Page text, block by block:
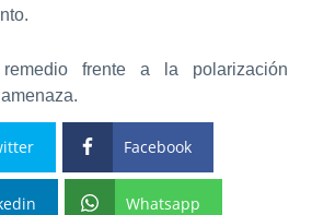
frente a la polarización
Facebook
Whatsapp